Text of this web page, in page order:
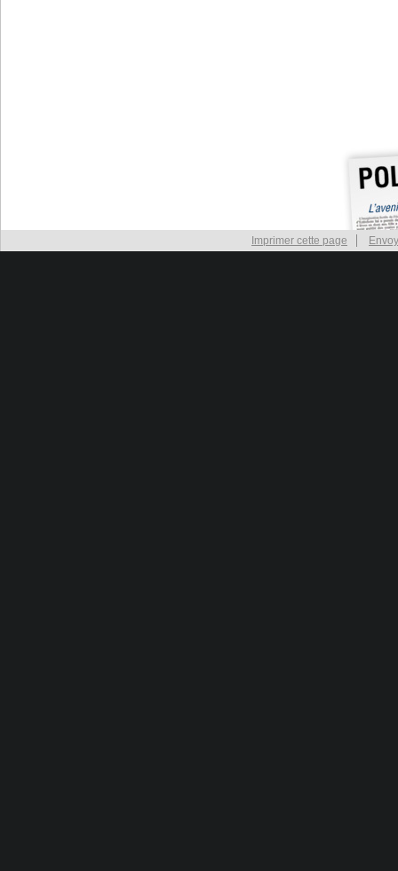
Imprimer cette page